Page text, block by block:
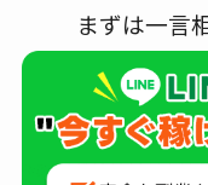
まずは一言